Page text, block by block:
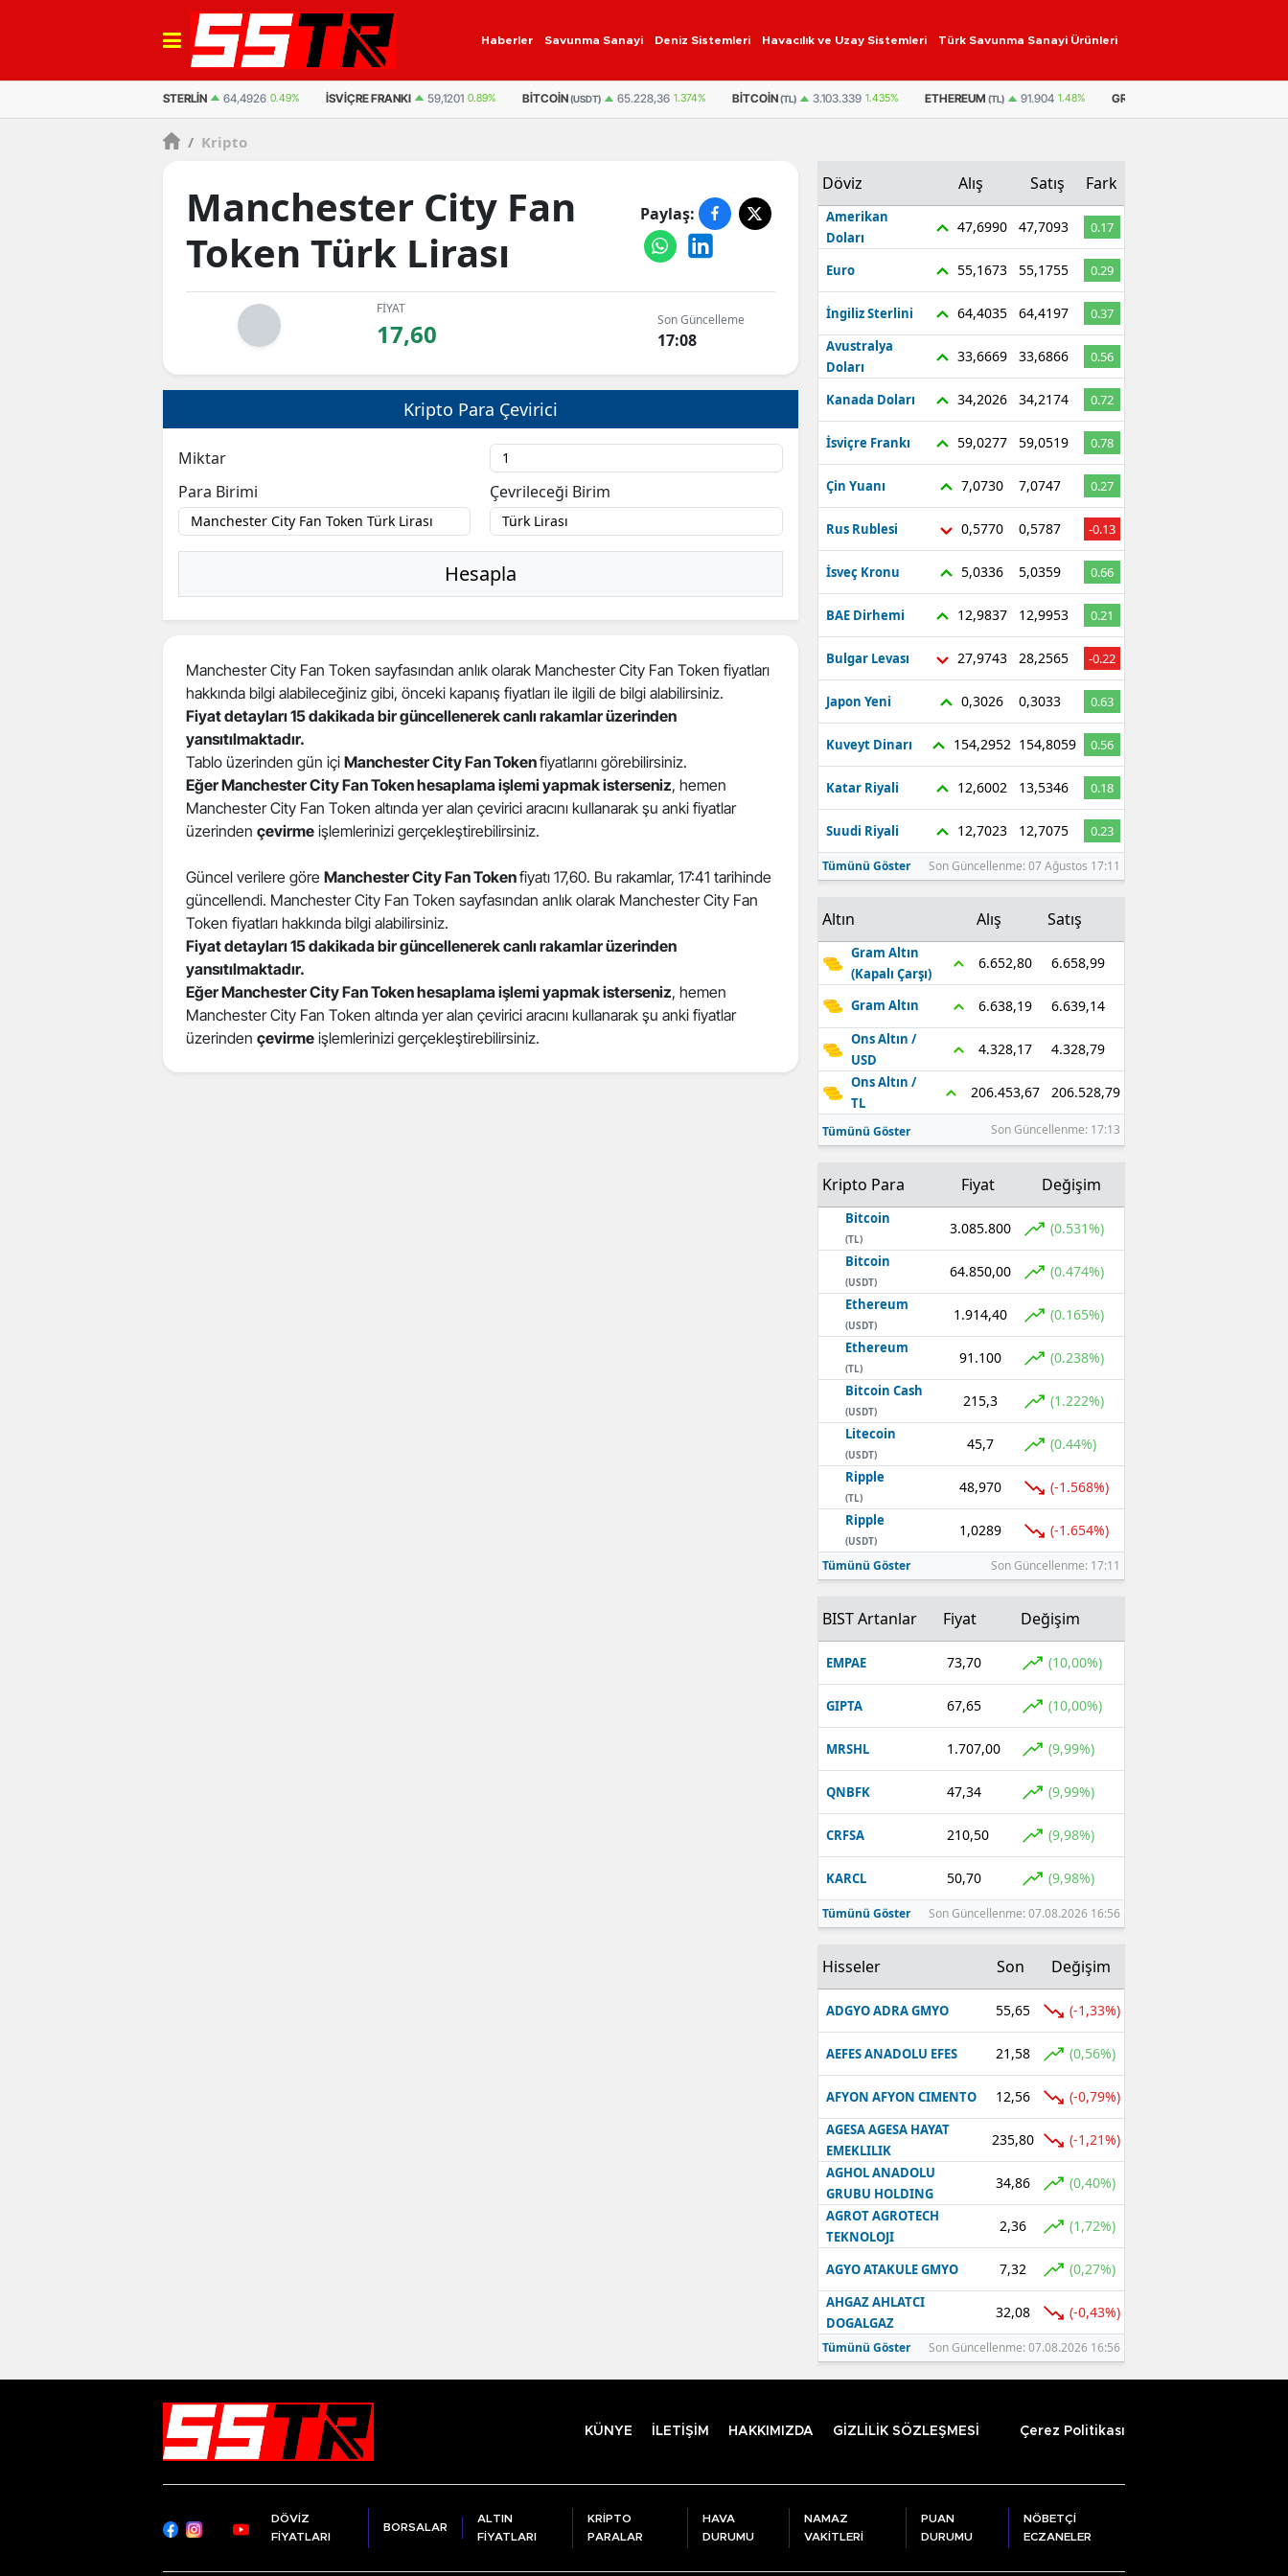
Haberler Savunma Sanayi Deniz Sistemleri Havacılık ve Uzay Sistemleri Türk Savunma Sanayi Ürünleri
STERLIN 64,4926 0.49% İSVIÇRE FRANKI 59,1201 0.89% BITCOIN(USDT) 65.228,36 1.374% BITCOIN(TL) 3.103.339 1.435% ETHEREUM (TL) 91.904 1.48% GRAM ALTIN
/ Kripto
Manchester City Fan
Token Türk Lirası
Paylaş:
FİYAT
17,60 Son Güncelleme
17:08
Kripto Para Çevirici
Miktar
Para Birimi
Çevrileceği Birim
Hesapla
Manchester City Fan Token sayfasından anlık olarak Manchester City Fan Token fiyatları
hakkında bilgi alabileceğiniz gibi, önceki kapanış fiyatları ile ilgili de bilgi alabilirsiniz.
Fiyat detayları 15 dakikada bir güncellenerek canlı rakamlar üzerinden
yansıtılmaktadır.
Tablo üzerinden gün içi Manchester City Fan Tokenfiyatlarını görebilirsiniz.
Eğer Manchester City Fan Token hesaplama işlemi yapmak isterseniz, hemen
Manchester City Fan Token altında yer alan çevirici aracını kullanarak şu anki fiyatlar
üzerinden çevirme işlemlerinizi gerçekleştirebilirsiniz.
Güncel verilere göre Manchester City Fan Tokenfiyatı 17,60. Bu rakamlar, 17:41 tarihinde
güncellendi. Manchester City Fan Token sayfasından anlık olarak Manchester City Fan
Token fiyatları hakkında bilgi alabilirsiniz.
Fiyat detayları 15 dakikada bir güncellenerek canlı rakamlar üzerinden
yansıtılmaktadır.
Eğer Manchester City Fan Token hesaplama işlemi yapmak isterseniz, hemen
Manchester City Fan Token altında yer alan çevirici aracını kullanarak şu anki fiyatlar
üzerinden çevirme işlemlerinizi gerçekleştirebilirsiniz.
Döviz Alış Satış Fark
Amerikan
Doları
47,6990 47,7093 0.17
Euro 55,1673 55,1755 0.29
İngiliz Sterlini 64,4035 64,4197
0.37
Avustralya
Doları
33,6669 33,6866 0.56
Kanada Doları 34,2026 34,2174 0.72
İsviçre Frankı 59,0277 59,0519 0.78
Çin Yuanı 7,0730 7,0747 0.27
Rus Rublesi 0,5770 0,5787 -0.13
İsveç Kronu 5,0336 5,0359 0.66
BAE Dirhemi 12,9837 12,9953 0.21
Bulgar Levası 27,9743 28,2565 -0.22
Japon Yeni 0,3026 0,3033 0.63
Kuveyt Dinarı 154,2952 154,8059 0.56
Katar Riyali 12,6002 13,5346 0.18
Suudi Riyali 12,7023 12,7075 0.23
Tümünü Göster Son Güncellenme: 07 Ağustos 17:11
Altın Alış Satış
Gram Altın
(Kapalı Çarşı)
6.652,80 6.658,99
Gram Altın 6.638,19 6.639,14
Ons Altın /
USD
4.328,17 4.328,79
Ons Altın /
TL
206.453,67 206.528,79
Tümünü Göster Son Güncellenme: 17:13
Kripto Para Fiyat Değişim
Bitcoin
(TL)
3.085.800 (0.531%)
Bitcoin
(USDT)
64.850,00 (0.474%)
Ethereum
(USDT)
1.914,40 (0.165%)
Ethereum
(TL)
91.100 (0.238%)
Bitcoin Cash
(USDT)
215,3 (1.222%)
Litecoin
(USDT)
45,7 (0.44%)
Ripple
(TL)
48,970 (-1.568%)
Ripple
(USDT)
1,0289 (-1.654%)
Tümünü Göster Son Güncellenme: 17:11
BIST Artanlar Fiyat Değişim
EMPAE 73,70 (10,00%)
GIPTA 67,65 (10,00%)
MRSHL 1.707,00 (9,99%)
QNBFK 47,34 (9,99%)
CRFSA 210,50 (9,98%)
KARCL 50,70 (9,98%)
Tümünü Göster Son Güncellenme: 07.08.2026 16:56
Hisseler Son Değişim
ADGYO ADRA GMYO 55,65 (-1,33%)
AEFES ANADOLU EFES 21,58 (0,56%)
AFYON AFYON CIMENTO 12,56 (-0,79%)
AGESA AGESA HAYAT
EMEKLILIK
235,80 (-1,21%)
AGHOL ANADOLU
GRUBU HOLDING
34,86 (0,40%)
AGROT AGROTECH
TEKNOLOJI
2,36 (1,72%)
AGYO ATAKULE GMYO 7,32 (0,27%)
AHGAZ AHLATCI
DOGALGAZ
32,08 (-0,43%)
Tümünü Göster Son Güncellenme: 07.08.2026 16:56
KÜNYE İLETİŞİM HAKKIMIZDA GİZLİLİK SÖZLEŞMESİ Çerez Politikası
DÖVİZ
FİYATLARI
BORSALAR
ALTIN
FİYATLARI
KRİPTO
PARALAR
HAVA
DURUMU
NAMAZ
VAKİTLERİ
PUAN
DURUMU
NÖBETÇİ
ECZANELER